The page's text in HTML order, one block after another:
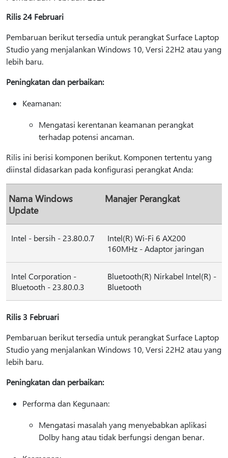
Rilis 24 Februari
Pembaruan berikut tersedia untuk perangkat Surface Laptop
Studio yang menjalankan Windows 10, Versi 22H2 atau yang
lebih baru.
Peningkatan dan perbaikan:
Keamanan:
Mengatasi kerentanan keamanan perangkat
terhadap potensi ancaman.
Rilis ini berisi komponen berikut. Komponen tertentu yang
diinstal didasarkan pada konfigurasi perangkat Anda:
Nama Windows
Update
Manajer Perangkat
Intel - bersih - 23.80.0.7
Intel(R) Wi-Fi 6 AX200
160MHz - Adaptor jaringan
Intel Corporation -
Bluetooth - 23.80.0.3
Bluetooth(R) Nirkabel Intel(R) -
Bluetooth
Rilis 3 Februari
Pembaruan berikut tersedia untuk perangkat Surface Laptop
Studio yang menjalankan Windows 10, Versi 22H2 atau yang
lebih baru.
Peningkatan dan perbaikan:
Performa dan Kegunaan:
Mengatasi masalah yang menyebabkan aplikasi
Dolby hang atau tidak berfungsi dengan benar.